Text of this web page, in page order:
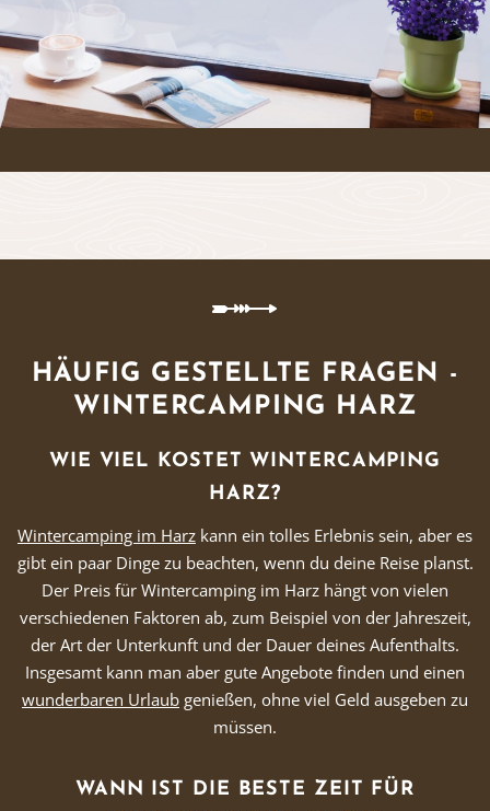
HÄUFIG GESTELLTE FRAGEN -
WINTERCAMPING HARZ
WIE VIEL KOSTET WINTERCAMPING
HARZ?
Wintercamping im Harz kann ein tolles Erlebnis sein, aber es
gibt ein paar Dinge zu beachten, wenn du deine Reise planst.
Der Preis für Wintercamping im Harz hängt von vielen
verschiedenen Faktoren ab, zum Beispiel von der Jahreszeit,
der Art der Unterkunft und der Dauer deines Aufenthalts.
Insgesamt kann man aber gute Angebote finden und einen
wunderbaren Urlaub genießen, ohne viel Geld ausgeben zu
müssen.
WANN IST DIE BESTE ZEIT FÜR